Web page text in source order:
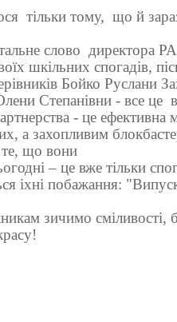
тільки тому, що й
слово директора
шкільних спогадів,
Бойко Руслани
Степанівни - все це
- це ефективна
а захопливим
те, що вони
– це вже тільки
іхні побажання:
зичимо сміливості,